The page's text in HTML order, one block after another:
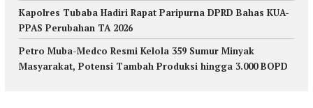
Kapolres Tubaba Hadiri Rapat Paripurna DPRD Bahas KUA-
PPAS Perubahan TA 2026
Petro Muba-Medco Resmi Kelola 359 Sumur Minyak
Masyarakat, Potensi Tambah Produksi hingga 3.000 BOPD